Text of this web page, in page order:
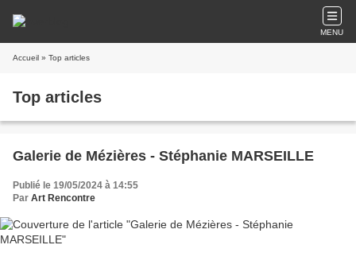
MENU
Accueil » Top articles
Top articles
Galerie de Mézières - Stéphanie MARSEILLE
Publié le 19/05/2024 à 14:55
Par Art Rencontre